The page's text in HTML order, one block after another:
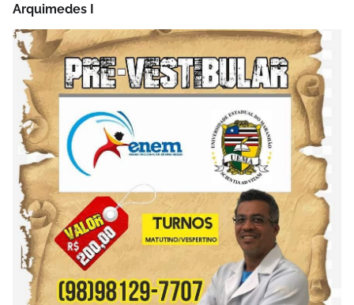
Arquimedes I